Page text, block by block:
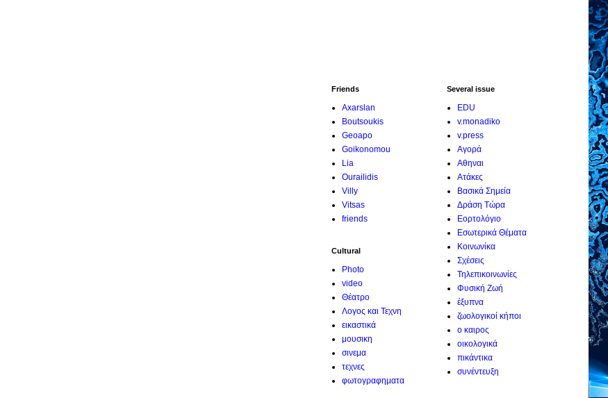
Friends
Axarslan
Boutsoukis
Geoapo
Goikonomou
Lia
Ourailidis
Villy
Vitsas
friends
Cultural
Photo
video
Θέατρο
Λογος και Τεχνη
εικαστικά
μουσικη
σινεμα
τεχνες
φωτογραφηματα
Several issue
EDU
v.monadiko
v.press
Αγορά
Αθηναι
Ατάκες
Βασικά Σημεία
Δράση Τώρα
Εορτολόγιο
Εσωτερικά Θέματα
Κοινωνίκα
Σχέσεις
Τηλεπικοινωνίες
Φυσική Ζωή
έξυπνα
ζωολογικοί κήποι
ο καιρος
οικολογικά
πικάντικα
συνέντευξη